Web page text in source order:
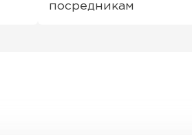
посредникам